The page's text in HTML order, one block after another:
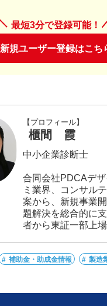
最短3分で登録可能！
新規ユーザー登録はこち
【プロフィール】
櫃間 霞
中小企業診断士
合同会社PDCAデ
ミ業界、コンサル
案から、新規事業
題解決を総合的に
者から東証一部上
補助金・助成金情報 製造